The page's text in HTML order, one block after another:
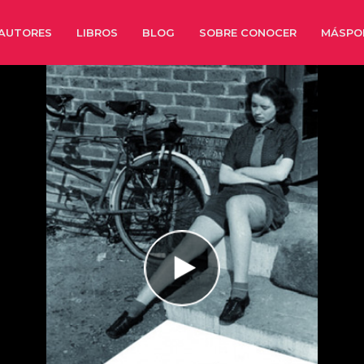
LIBROS BLOG SOBRE CONOCER